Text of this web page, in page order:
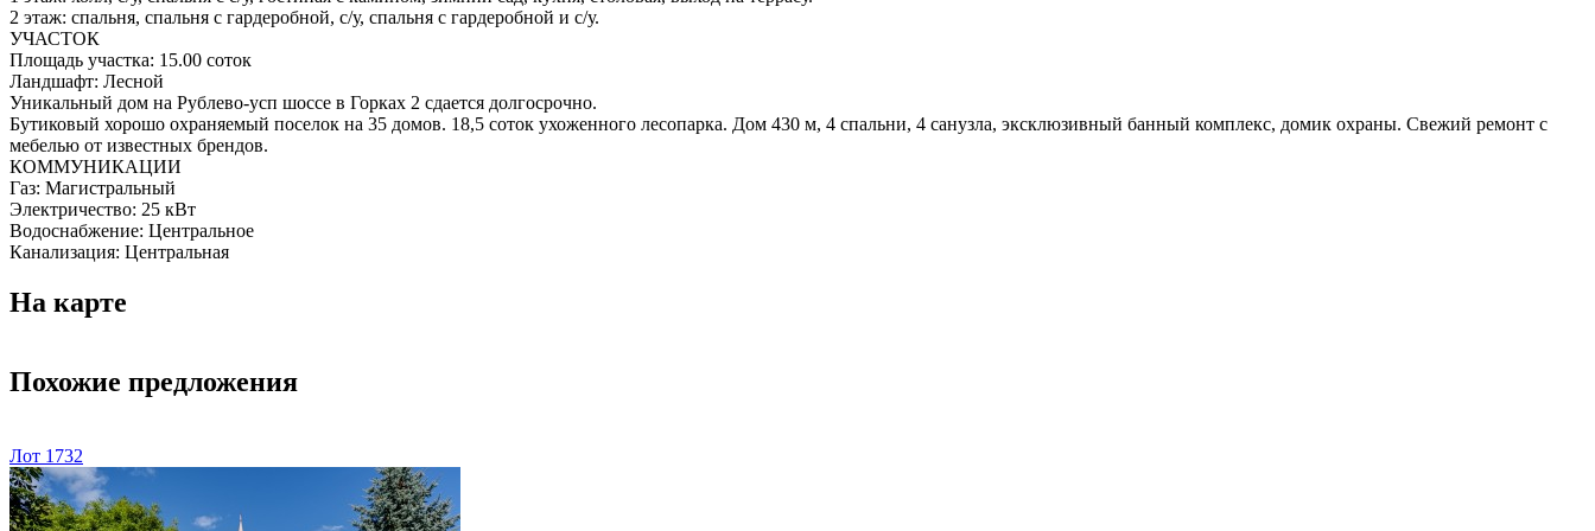
2 этаж: спальня, спальня с гардеробной, с/у, спальня с гардеробной и с/у.
УЧАСТОК
Площадь участка: 15.00 соток
Ландшафт: Лесной
Уникальный дом на Рублево-усп шоссе в Горках 2 сдается долгосрочно.
Бутиковый хорошо охраняемый поселок на 35 домов. 18,5 соток ухоженного лесопарка. Дом 430 м, 4 спальни, 4 санузла, эксклюзивный банный комплекс, домик охраны. Свежий ремонт с
мебелью от известных брендов.
КОММУНИКАЦИИ
Газ: Магистральный
Электричество: 25 кВт
Водоснабжение: Центральное
Канализация: Центральная
На карте
Похожие предложения
Лот 1732